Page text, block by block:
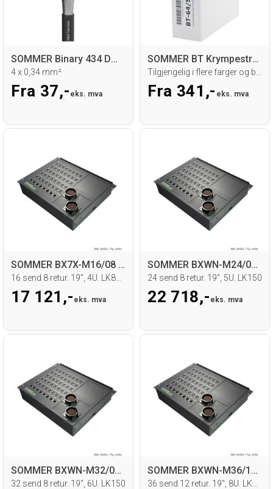
SOMMER Binary 434 DMX512 DMX-kabel
4 x 0,34 mm²
Fra 37,- eks. mva
SOMMER BT Krympestrømpe på boks
Fra 341,- eks. mva
SOMMER BX7X-M16/08 Stageboks
17 121,- eks. mva
SOMMER BXWN-M24/08 Stageboks
24 send 8 retur. 19", 5U. LK150
22 718,- eks. mva
SOMMER BXWN-M32/08 Stageboks
32 send 8 retur. 19", 6U. LK150
SOMMER BXWN-M36/12 Stagebox